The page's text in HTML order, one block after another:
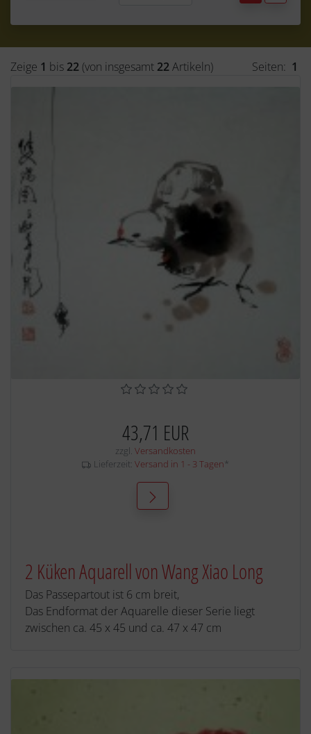
Zeige 1 bis 22 (von insgesamt 22Artikeln) Seiten: 1
43,71 EUR
zzgl. Versandkosten
Lieferzeit: Versand in 1 - 3 Tagen *
2 Küken Aquarell von Wang Xiao Long
Das Passepartout ist 6 cm breit,
Das Endformat der Aquarelle dieser Serie liegt
zwischen ca. 45 x 45 und ca. 47 x 47 cm